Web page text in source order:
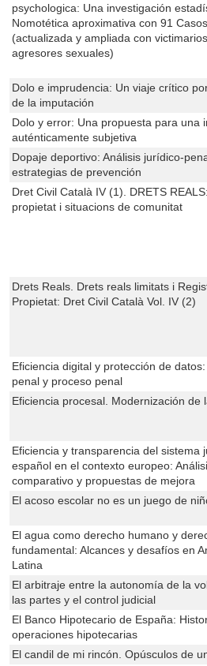
psychologica: Una investigación
Nomotética aproximativa con 91 Casos
(actualizada y ampliada con
agresores sexuales)
Dolo e imprudencia: Un viaje crítico
de la imputación
Dolo y error: Una propuesta para una
auténticamente subjetiva
Dopaje deportivo: Análisis jurídico-
estrategias de prevención
Dret Civil Català IV (1). DRETS
propietat i situacions de comunitat
Drets Reals. Drets reals limitats i
Propietat: Dret Civil Català Vol. IV (2)
Eficiencia digital y protección de
penal y proceso penal
Eficiencia procesal. Modernización de
Eficiencia y transparencia del sistema
español en el contexto europeo:
comparativo y propuestas de mejora
El acoso escolar no es un juego de
El agua como derecho humano y
fundamental: Alcances y desafíos en
Latina
El arbitraje entre la autonomía de la
las partes y el control judicial
El Banco Hipotecario de España:
operaciones hipotecarias
El candil de mi rincón. Opúsculos de